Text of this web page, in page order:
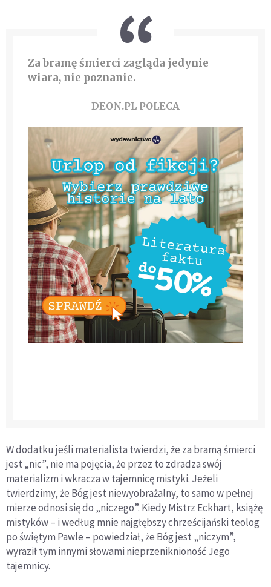
Za bramę śmierci zagląda jedynie
wiara, nie poznanie.
DEON.PL POLECA
W dodatku jeśli materialista twierdzi, że za bramą śmierci
jest „nic”, nie ma pojęcia, że przez to zdradza swój
materializm i wkracza w tajemnicę mistyki. Jeżeli
twierdzimy, że Bóg jest niewyobrażalny, to samo w pełnej
mierze odnosi się do „niczego”. Kiedy Mistrz Eckhart, książę
mistyków – i według mnie najgłębszy chrześcijański teolog
po świętym Pawle – powiedział, że Bóg jest „niczym”,
wyraził tym innymi słowami nieprzeniknioność Jego
tajemnicy.